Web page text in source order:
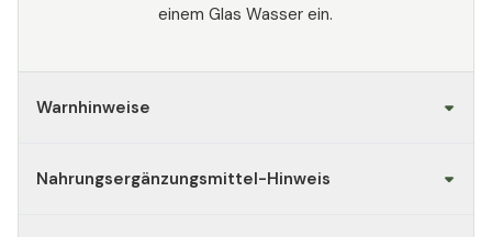
einem Glas Wasser ein.
Warnhinweise
Nahrungsergänzungsmittel-Hinweis